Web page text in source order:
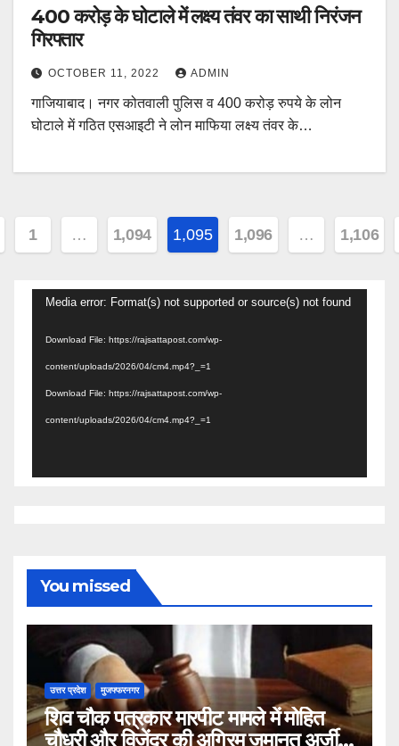
400 करोड़ के घोटाले में लक्ष्य तंवर का साथी निरंजन
गिरफ्तार
OCTOBER 11, 2022 ADMIN
गाजियाबाद। नगर कोतवाली पुलिस व 400 करोड़ रुपये के लोन
घोटाले में गठित एसआइटी ने लोन माफिया लक्ष्य तंवर के…
1 … 1,094 1,095 1,096 … 1,106
Video
Media error: Format(s) not supported or source(s) not found
Download File: https://rajsattapost.com/wp-
content/uploads/2026/04/cm4.mp4?_=1
Download File: https://rajsattapost.com/wp-
content/uploads/2026/04/cm4.mp4?_=1
You missed
उत्तर प्रदेश मुजफ्फरनगर
शिव चौक पत्रकार मारपीट मामले में मोहित
चौधरी और विजेंद्र की अग्रिम जमानत अर्जी